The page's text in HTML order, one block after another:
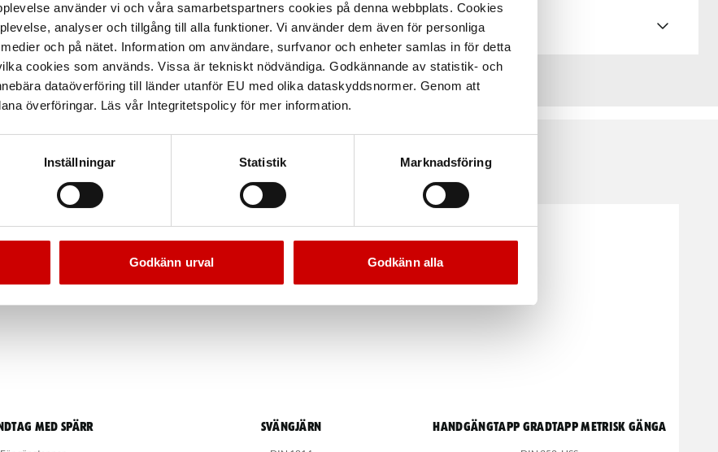
använder vi och våra samarbetspartners cookies på denna webbplats. Cookies
analyser och tillgång till alla funktioner. Vi använder dem även för personliga
och på nätet. Information om användare, surfvanor och enheter samlas in för detta
cookies som används. Vissa är tekniskt nödvändiga. Godkännande av statistik- och
dataöverföring till länder utanför EU med olika dataskyddsnormer. Genom att
överföringar. Läs vår Integritetspolicy för mer information.
Inställningar Statistik Marknadsföring
Godkänn urval Godkänn alla
med spärr Svängjärn Handgängtapp Gradtapp metrisk gänga